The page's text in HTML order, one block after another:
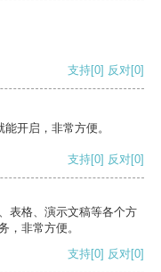
支持[0] 反对[0]
开启，非常方便。
支持[0] 反对[0]
表格、演示文稿等各个方
，非常方便。
支持[0] 反对[0]